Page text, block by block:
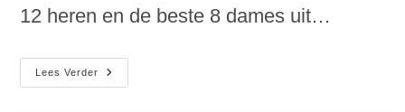
12 heren en de beste 8 dames uit…
Lees Verder
Nederlands
Kampioenschap